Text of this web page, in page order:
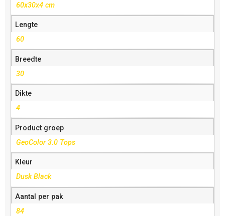
60x30x4 cm
Lengte
60
Breedte
30
Dikte
4
Product groep
GeoColor 3.0 Tops
Kleur
Dusk Black
Aantal per pak
84